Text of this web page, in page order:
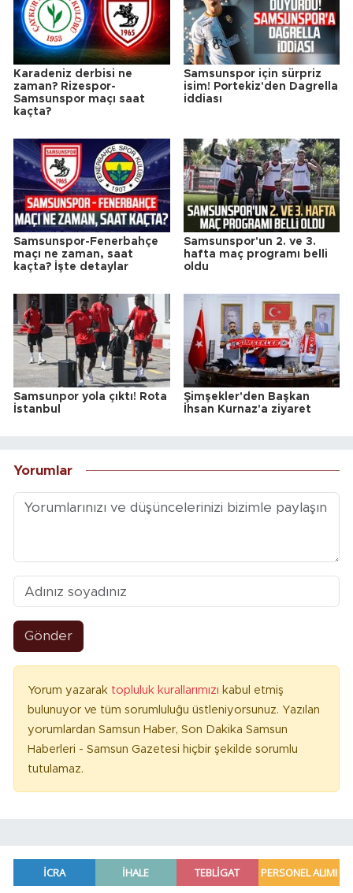
Karadeniz derbisi ne
zaman? Rizespor-
Samsunspor maçı saat
kaçta?
Samsunspor için sürpriz
isim! Portekiz'den Dagrella
iddiası
Samsunspor-Fenerbahçe
maçı ne zaman, saat
kaçta? İşte detaylar
Samsunspor'un 2. ve 3.
hafta maç programı belli
oldu
Samsunpor yola çıktı! Rota
İstanbul
Şimşekler'den Başkan
İhsan Kurnaz'a ziyaret
Yorumlar
Gönder
Yorum yazarak topluluk kurallarımızı kabul etmiş
bulunuyor ve tüm sorumluluğu üstleniyorsunuz. Yazılan
yorumlardan Samsun Haber, Son Dakika Samsun
Haberleri - Samsun Gazetesi hiçbir şekilde sorumlu
tutulamaz.